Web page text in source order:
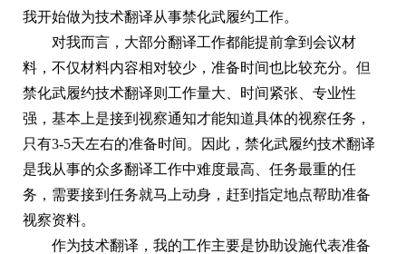
我开始做为技术翻译从事禁化武履约工作。
对我而言，大部分翻译工作都能提前拿到会议材
料，不仅材料内容相对较少，准备时间也比较充分。但
禁化武履约技术翻译则工作量大、时间紧张、专业性
强，基本上是接到视察通知才能知道具体的视察任务，
只有3-5天左右的准备时间。因此，禁化武履约技术翻译
是我从事的众多翻译工作中难度最高、任务最重的任
务，需要接到任务就马上动身，赶到指定地点帮助准备
视察资料。
作为技术翻译，我的工作主要是协助设施代表准备